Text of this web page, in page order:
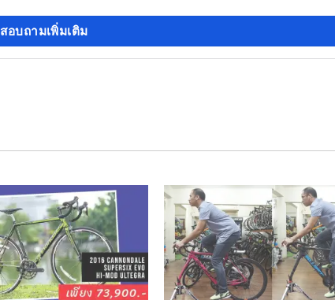
สอบถามเพิ่มเติม